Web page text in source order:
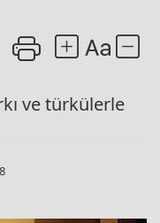
ve türkülerle